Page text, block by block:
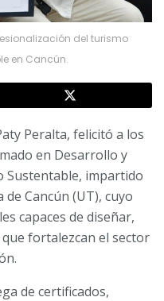
del turismo
en Cancún.
Peralta, felicitó a los
en Desarrollo y
Sustentable, impartido
Cancún (UT), cuyo
capaces de diseñar,
fortalezcan el sector
de certificados,